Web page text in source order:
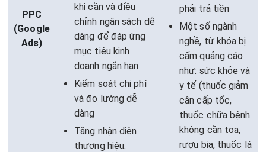
PPC
(Google
Ads)
khi cần và điều
chỉnh ngân sách dễ
dàng để đáp ứng
mục tiêu kinh
doanh ngắn hạn
Kiểm soát chi phí
và đo lường dễ
dàng
Tăng nhận diện
thương hiệu.
phải trả tiền
Một số ngành
nghề, từ khóa bị
cấm quảng cáo
như: sức khỏe và
y tế (thuốc giảm
cân cấp tốc,
thuốc chữa bệnh
không cần toa,
rượu bia, thuốc lá